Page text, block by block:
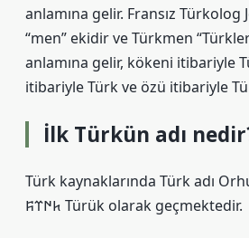
anlamına gelir. Fransız Türkolog
“men” ekidir ve Türkmen
anlamına gelir, kökeni itibariyle
itibariyle Türk ve özü itibariyle
İlk Türkün adı
Türk kaynaklarında Türk adı
𐱅𐰇𐰼𐰰 Türük olarak geçmektedir.